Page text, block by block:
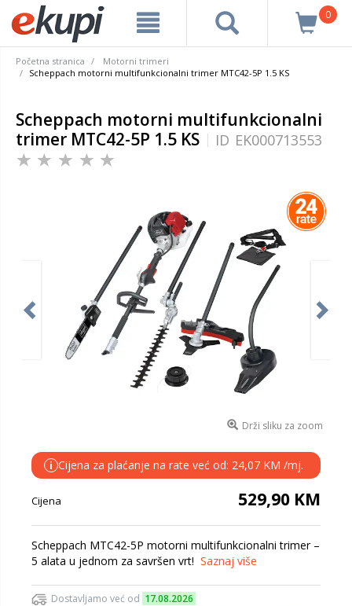
0
Početna stranica
Motorni trimeri
Scheppach motorni multifunkcionalni trimer MTC42-5P 1.5 KS
Scheppach motorni multifunkcionalni
trimer MTC42-5P 1.5 KS
ID EK000713553
Drži sliku za zoom
i Cijena za plaćanje na rate već od: 24,07 KM /mj.
Cijena 529,90 KM
Scheppach MTC42-5P motorni multifunkcionalni trimer –
5 alata u jednom za savršen vrt! Saznaj više
Dostavljamo već od 17.08.2026